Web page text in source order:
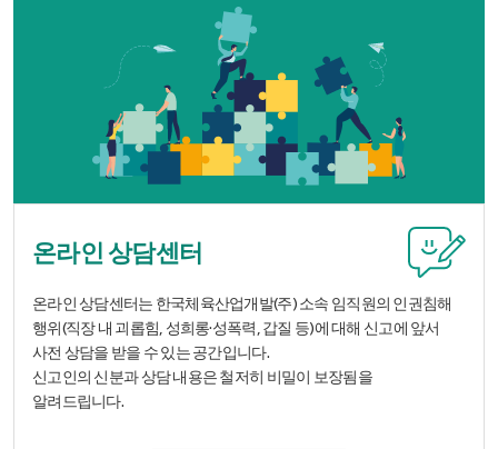
온라인 상담센터
온라인 상담센터는 한국체육산업개발(주) 소속 임직원의 인권침해
행위(직장 내 괴롭힘, 성희롱·성폭력, 갑질 등)에 대해 신고에 앞서
사전 상담을 받을 수 있는 공간입니다.
신고인의 신분과 상담 내용은 철저히 비밀이 보장됨을
알려드립니다.